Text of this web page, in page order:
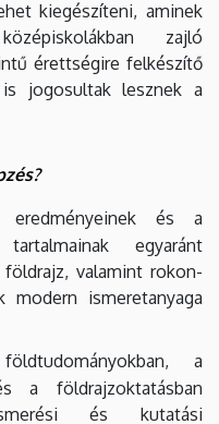
kiegészíteni, aminek
zajló
érettségire felkészítő
jogosultak lesznek a
eredményeinek és a
egyaránt
valamint rokon-
modern ismeretanyaga
a
a földrajzoktatásban
és kutatási